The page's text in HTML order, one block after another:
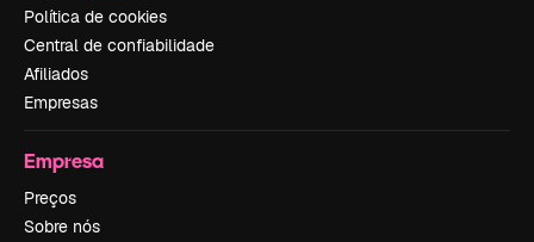
Política de cookies
Central de confiabilidade
Afiliados
Empresas
Empresa
Preços
Sobre nós